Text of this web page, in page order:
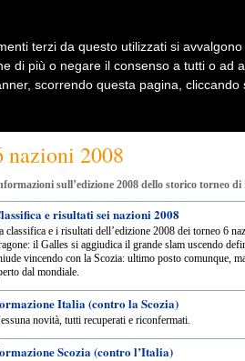
nazioni 2008
sull’edizione 2008 dello storico torneo
e risultati sei nazioni 2008
classifica e i risultati dell’edizione 2008 dei torneo 6
il Galles si aggiudica il grande slam uscendo
vincendo con la Scozia: ultimo posto comunque,
dal mondiale.
Italia (contro la Scozia)
novità, tutti recuperati e riconfermati.
Scozia (contro l’Italia)
terzi da questo utilizzati si
di più o negare il consenso a tutti o ad
scorrendo questa pagina,